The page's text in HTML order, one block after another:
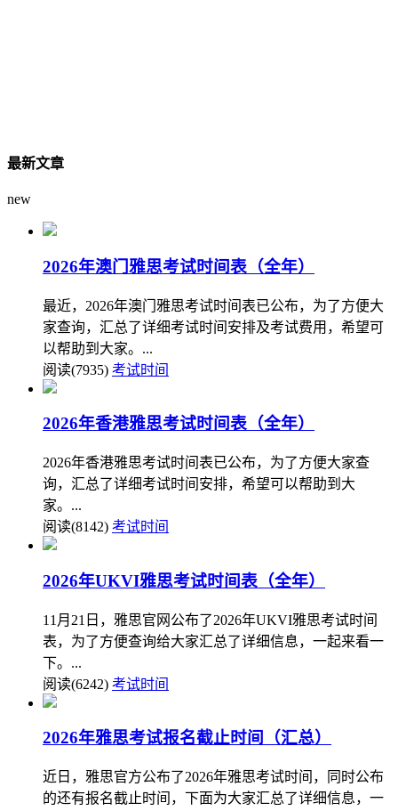
最新文章
new
2026年澳门雅思考试时间表（全年）
最近，2026年澳门雅思考试时间表已公布，为了方便大
家查询，汇总了详细考试时间安排及考试费用，希望可
以帮助到大家。...
阅读(7935) 考试时间
2026年香港雅思考试时间表（全年）
2026年香港雅思考试时间表已公布，为了方便大家查
询，汇总了详细考试时间安排，希望可以帮助到大
家。...
阅读(8142) 考试时间
2026年UKVI雅思考试时间表（全年）
11月21日，雅思官网公布了2026年UKVI雅思考试时间
表，为了方便查询给大家汇总了详细信息，一起来看一
下。...
阅读(6242) 考试时间
2026年雅思考试报名截止时间（汇总）
近日，雅思官方公布了2026年雅思考试时间，同时公布
的还有报名截止时间，下面为大家汇总了详细信息，一